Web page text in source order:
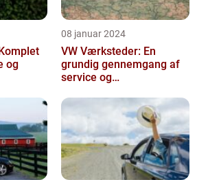
og
08 januar 2024
VW Værksteder: En
grundig gennemgang af
service og